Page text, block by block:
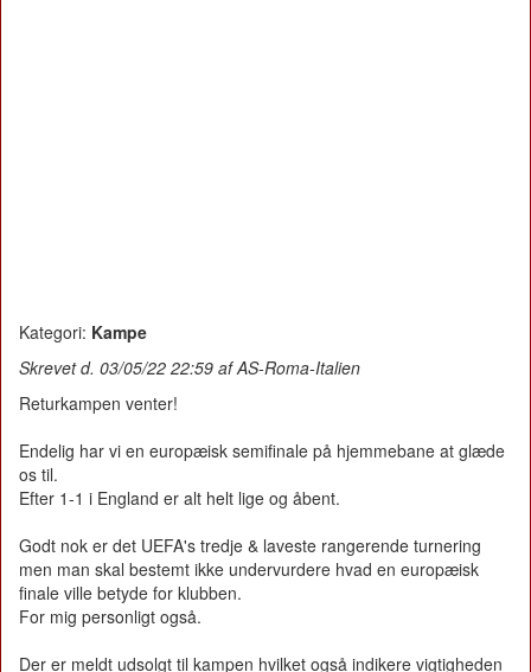
Kategori: Kampe
Skrevet d. 03/05/22 22:59 af AS-Roma-Italien
Returkampen venter!
Endelig har vi en europæisk semifinale på hjemmebane at glæde
os til.
Efter 1-1 i England er alt helt lige og åbent.
Godt nok er det UEFA's tredje & laveste rangerende turnering
men man skal bestemt ikke undervurdere hvad en europæisk
finale ville betyde for klubben.
For mig personligt også.
Der er meldt udsolgt til kampen hvilket også indikere vigtigheden